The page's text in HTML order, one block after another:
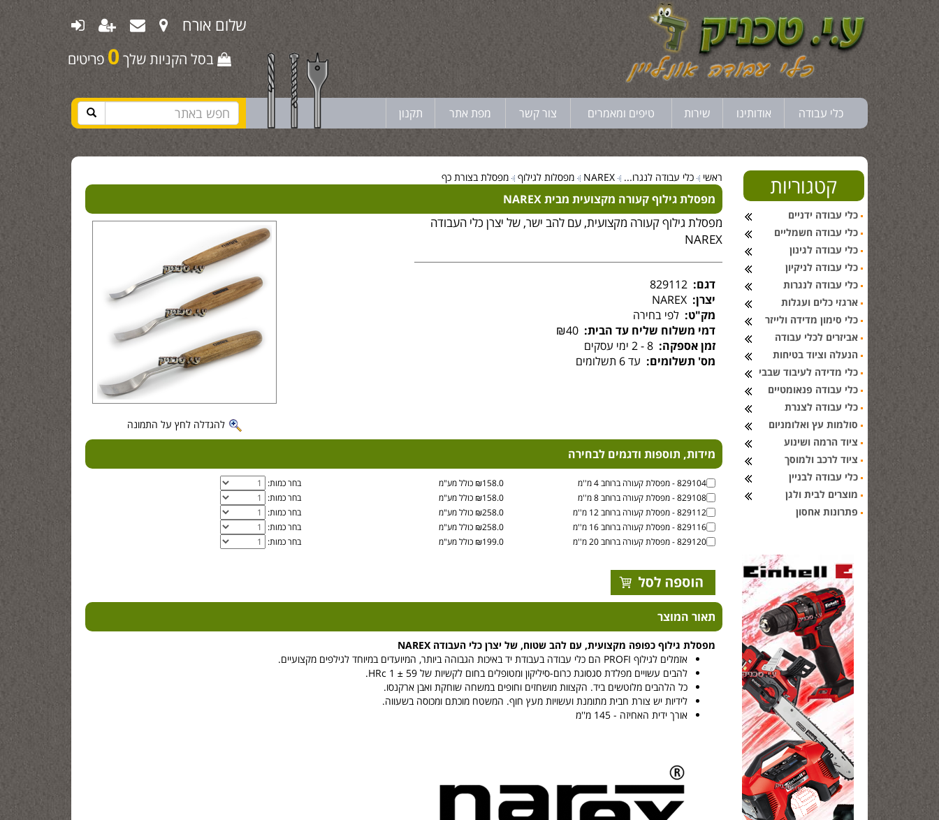
שלום אורח
בסל הקניות שלך 0 פריטים
כלי עבודה אודותינו שירות טיפים ומאמרים צור קשר מפת אתר תקנון
ראשי כלי עבודה לנגרו... NAREX מפסלות לגילוף מפסלת בצורת כף
מפסלת גילוף קעורה מקצועית מבית NAREX
להגדלה לחץ על התמונה
מפסלת גילוף קעורה מקצועית, עם להב ישר, של יצרן כלי העבודה
NAREX
דגם: 829112
יצרן: NAREX
מק"ט: לפי בחירה
דמי משלוח שליח עד הבית: ₪40
זמן אספקה: 8 - 2 ימי עסקים
מס' תשלומים: עד 6 תשלומים
מידות, תוספות ודגמים לבחירה
829104 - מפסלת קעורה ברוחב 4 מ''מ ₪158.0 כולל מע"מ
בחר כמות:
829108 - מפסלת קעורה ברוחב 8 מ''מ
₪158.0 כולל מע"מ
בחר כמות:
829112 - מפסלת קעורה ברוחב 12 מ''מ
₪258.0 כולל מע"מ
בחר כמות:
829116 - מפסלת קעורה ברוחב 16 מ''מ
₪258.0 כולל מע"מ
בחר כמות:
829120 - מפסלת קעורה ברוחב 20 מ''מ
₪199.0 כולל מע"מ בחר כמות:
תאור המוצר
מפסלת גילוף כפופה מקצועית, עם להב שטוח, של יצרן כלי העבודה NAREX
אזמלים לגילוף PROFI הם כלי עבודה בעבודת יד באיכות הגבוהה ביותר, המיועדים במיוחד לגילפים מקצועיים.
להבים עשויים מפלדת סגסוגת כרום-סיליקון ומטופלים בחום לקשיות של 59 ± 1 HRc.
כל הלהבים מלוטשים ביד. הקצוות מושחזים וחופים במשחה שוחקת ואבן ארקנסו.
לידיות יש צורת חבית מתומנת ועשויות מעץ חוף. המשטח מוכתם ומכוסה בשעווה.
אורך ידית האחיזה - 145 מ''מ
קטגוריות
כלי עבודה ידניים
כלי עבודה חשמליים
כלי עבודה לגינון
כלי עבודה לניקיון
כלי עבודה לנגרות
ארגזי כלים ועגלות
כלי סימון מדידה ולייזר
אביזרים לכלי עבודה
הנעלה וציוד בטיחות
כלי מדידה לעיבוד שבבי
כלי עבודה פנאומטיים
כלי עבודה לצנרת
סולמות עץ ואלומניום
ציוד הרמה ושינוע
ציוד לרכב ולמוסך
כלי עבודה לבניין
מוצרים לבית ולגן
פתרונות אחסון